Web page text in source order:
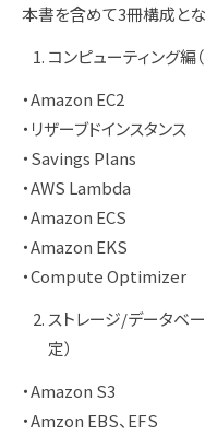
本書を含めて3冊構成とな
コンピューティング編
・Amazon EC2
・リザーブドインスタンス
・Savings Plans
・AWS Lambda
・Amazon ECS
・Amazon EKS
・Compute Optimizer
ストレージ/データベ
定）
・Amazon S3
・Amzon EBS、EFS